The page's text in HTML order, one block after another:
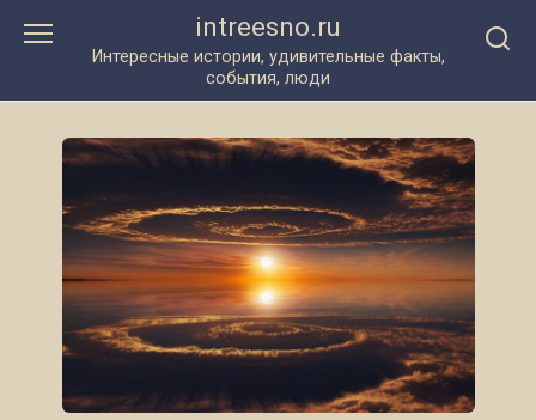
intreesno.ru
Интересные истории, удивительные факты,
события, люди